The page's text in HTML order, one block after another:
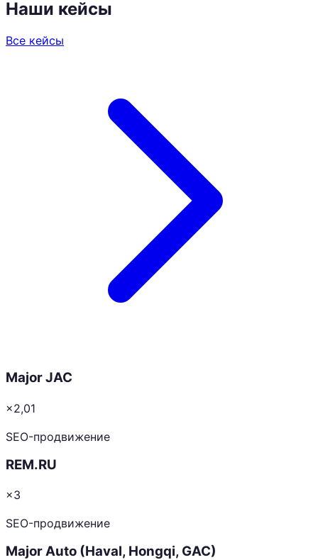
Наши кейсы
Все кейсы
Major JAC
×2,01
SEO-продвижение
REM.RU
×3
SEO-продвижение
Major Auto (Haval, Hongqi, GAC)